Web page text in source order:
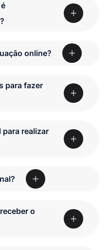
online?
para fazer
para realizar
o